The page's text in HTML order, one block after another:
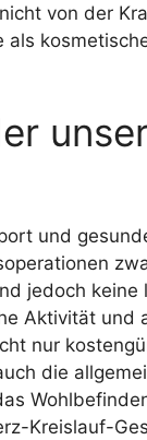
von der
als
und
jedoch keine
Aktivität und
nur
die
Kreislauf-